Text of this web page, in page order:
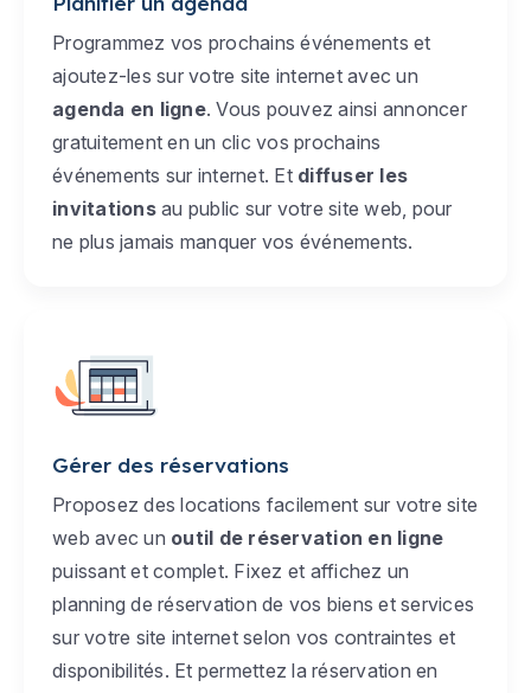
Programmez vos prochains événements et
ajoutez-les sur votre site internet avec un
agenda en ligne. Vous pouvez ainsi annoncer
gratuitement en un clic vos prochains
événements sur internet. Et diffuser les
invitationsau public sur votre site web, pour
ne plus jamais manquer vos événements.
Gérer des réservations
Proposez des locations facilement sur votre site
web avec un outil de réservation en ligne
puissant et complet. Fixez et affichez un
planning de réservation de vos biens et services
sur votre site internet selon vos contraintes et
disponibilités. Et permettez la réservation en